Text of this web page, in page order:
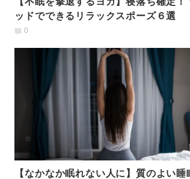
ッドでできるリラックスポーズ６選
0
【なかなか眠れない人に】質のよい睡